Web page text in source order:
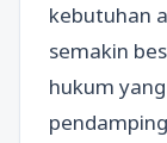
kebutuhan
semakin
hukum